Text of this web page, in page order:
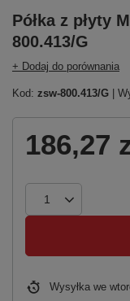
Półka z płyty
800.413/G
+ Dodaj do porównania
Kod: zsw-800.413/G |
186,27
Wysyłka we